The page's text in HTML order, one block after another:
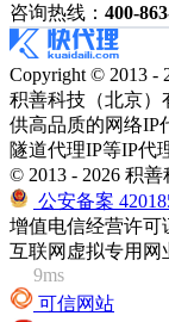
咨询热线： 400-
Copyright © 2013 -
积善科技（北京）
供高品质的网络IP
隧道代理IP等IP代
© 2013 - 2026 积
公安备案
增值电信经营许可
互联网虚拟专用网
9ms
可信网站